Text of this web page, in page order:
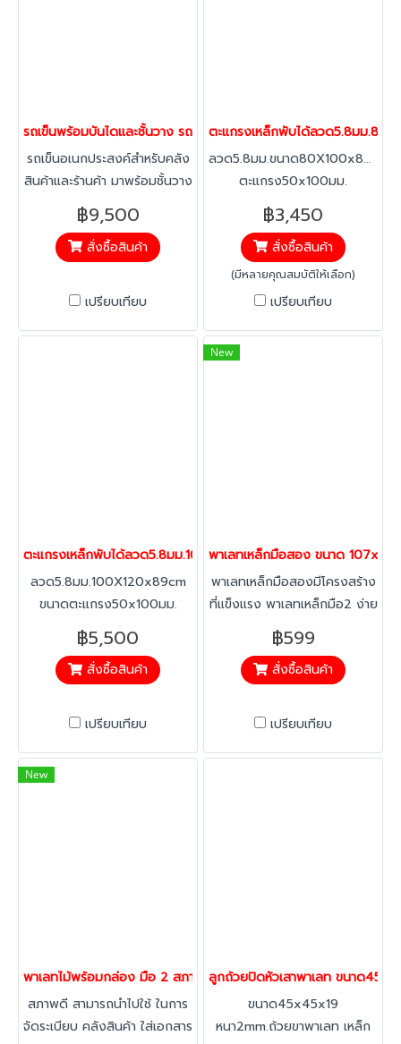
รถเข็นพร้อมบันไดและชั้นวาง รถเข็นอเนกประสงค์ ล้อหมุน 360° เหมา
รถเข็นอเนกประสงค์สำหรับคลัง
สินค้าและร้านค้า มาพร้อมชั้นวาง
4 ระดับ บันไดพับ ล้อหมุนได้
360 องศา เคลื่อนย้ายสะดวก
แข็งแรง คุ้มค่า ใช้งานได้จริง
฿9,500
สั่งซื้อสินค้า
เปรียบเทียบ
ตะแกรงเหล็กพับได้ลวด5.8มม
ลวด5.8มม.ขนาด80X100x84cmข
ตะแกรง50x100มม.
฿3,450
สั่งซื้อสินค้า
(มีหลายคุณสมบัติให้เลือก)
เปรียบเทียบ
ตะแกรงเหล็กพับได้ลวด5.8มม.100X120x89cm.(800-1000kg)แมช
ลวด5.8มม.100X120x89cm
ขนาดตะแกรง50x100มม.
฿5,500
สั่งซื้อสินค้า
เปรียบเทียบ
New
พาเลทเหล็กมือสอง ขนาด
พาเลทเหล็กมือสองมีโครงสร้าง
ที่แข็งแรง พาเลทเหล็กมือ2 ง่าย
ต่อการทำความสะอาด พาเลท
เหล็กมือสอง กันน้ำและกันไฟได้
฿599
สั่งซื้อสินค้า
เปรียบเทียบ
New
พาเลทไม้พร้อมกล่อง มือ 2 สภาพดี กล่องหนาพิเศษ 5 ชั้น กล่องคุณภา
สภาพดี สามารถนำไปใช้ ในการ
จัดระเบียบ คลังสินค้า ใส่เอกสาร
ลูกถ้วยปิดหัวเสาพาเลท ขนาด
ขนาด45x45x19
หนา2mm.ถ้วยขาพาเลท เหล็ก